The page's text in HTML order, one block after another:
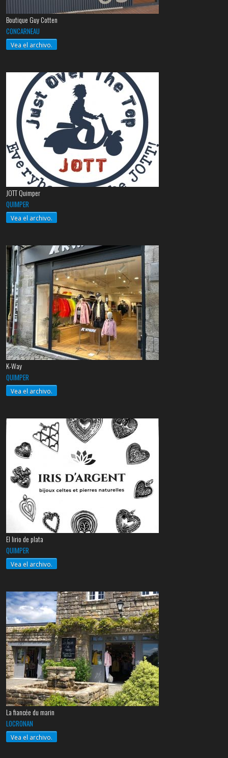
Boutique Guy Cotten
CONCARNEAU
Vea el archivo.
JOTT Quimper
QUIMPER
Vea el archivo.
K-Way
QUIMPER
Vea el archivo.
El lirio de plata
QUIMPER
Vea el archivo.
La fiancée du marin
LOCRONAN
Vea el archivo.